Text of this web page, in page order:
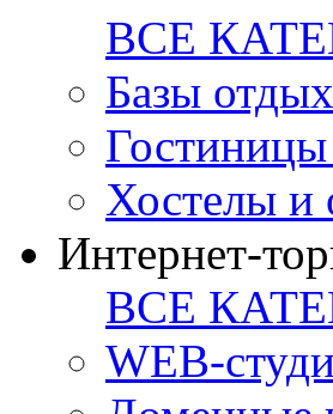
ВСЕ
Базы
Хостелы и
Интернет-
ВСЕ
WEB-